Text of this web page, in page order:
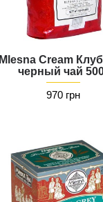
Mlesna Cream
черный чай
970 грн